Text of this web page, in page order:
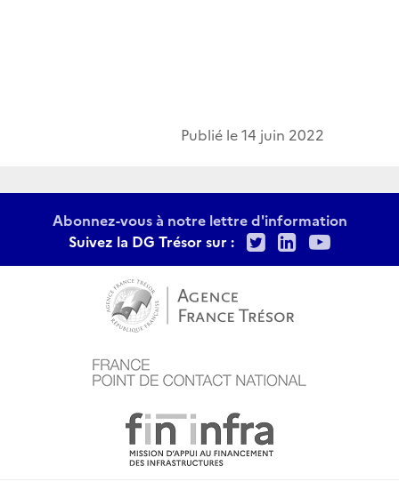
Publié le14 juin 2022
Abonnez-vous à notre lettre d'information
Suivez la DG Trésor sur :
TwitterLinkedIn